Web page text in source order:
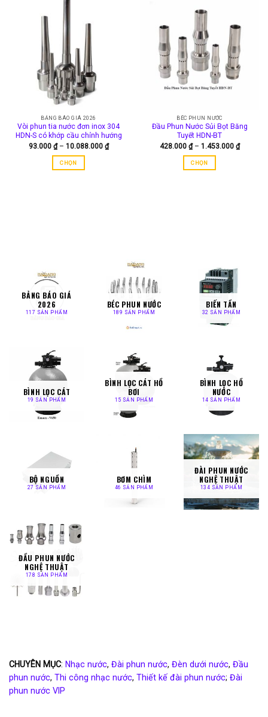
BẢNG BÁO GIÁ 2026
Vòi phun tia nước đơn inox 304
HDN-S có khớp cầu chỉnh hướng
93.000 ₫ – 10.088.000 ₫Khoảng
giá:
CHỌN
có
thể
BÉC PHUN NƯỚC
Đầu Phun Nước Sủi Bọt Băng
Tuyết HDN-BT
428.000 ₫ – 1.453.000 ₫Khoảng
giá:
CHỌN
chọn
có
thể
được
chọn
phẩm
BẢNG BÁO GIÁ
2026
117 SẢN PHẨM
BÉC PHUN NƯỚC
189 SẢN PHẨM
BIẾN TẦN
32 SẢN PHẨM
BÌNH LỌC CÁT
19 SẢN PHẨM
BÌNH LỌC CÁT HỒ
BƠI
15 SẢN PHẨM
BÌNH LỌC HỒ
NƯỚC
14 SẢN PHẨM
BỘ NGUỒN
27 SẢN PHẨM
BƠM CHÌM
46 SẢN PHẨM
ĐÀI PHUN NƯỚC
NGHỆ THUẬT
134 SẢN PHẨM
ĐẦU PHUN NƯỚC
NGHỆ THUẬT
178 SẢN PHẨM
CHUYÊN MỤC: Nhạc nước, Đài phun nước, Đèn dưới nước, Đầu
phun nước, Thi công nhạc nước, Thiết kế đài phun nước; Đài
phun nước VIP